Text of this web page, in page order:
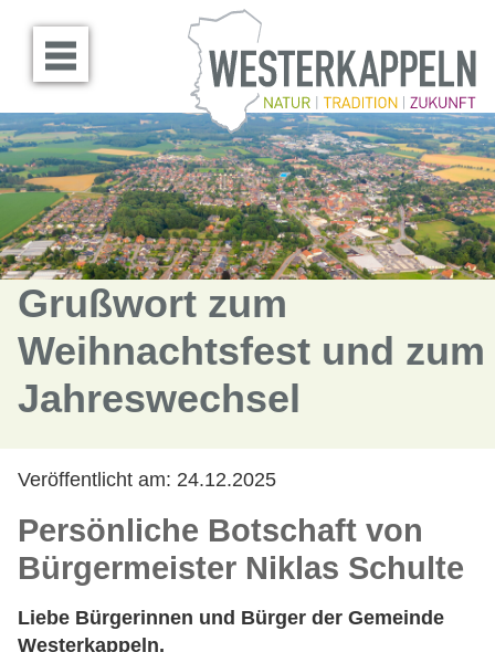
Menü öffnen
Grußwort zum
Weihnachtsfest und zum
Jahreswechsel
Veröffentlicht am: 24.12.2025
Persönliche Botschaft von
Bürgermeister Niklas Schulte
Liebe Bürgerinnen und Bürger der Gemeinde
Westerkappeln,